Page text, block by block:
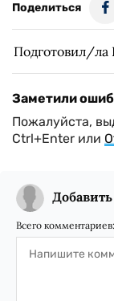
Поделиться
Подготовил/ла
Заметили
Пожалуйста,
Ctrl+Enter или
Всего комментариев: